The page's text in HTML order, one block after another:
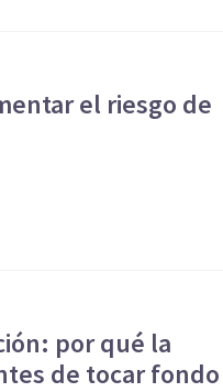
el riesgo de
por qué la
de tocar fondo